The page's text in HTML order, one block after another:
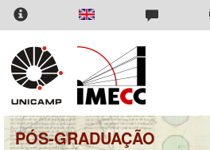
Pular
para
conteúdo
principal
PÓS-GRADUAÇÃO